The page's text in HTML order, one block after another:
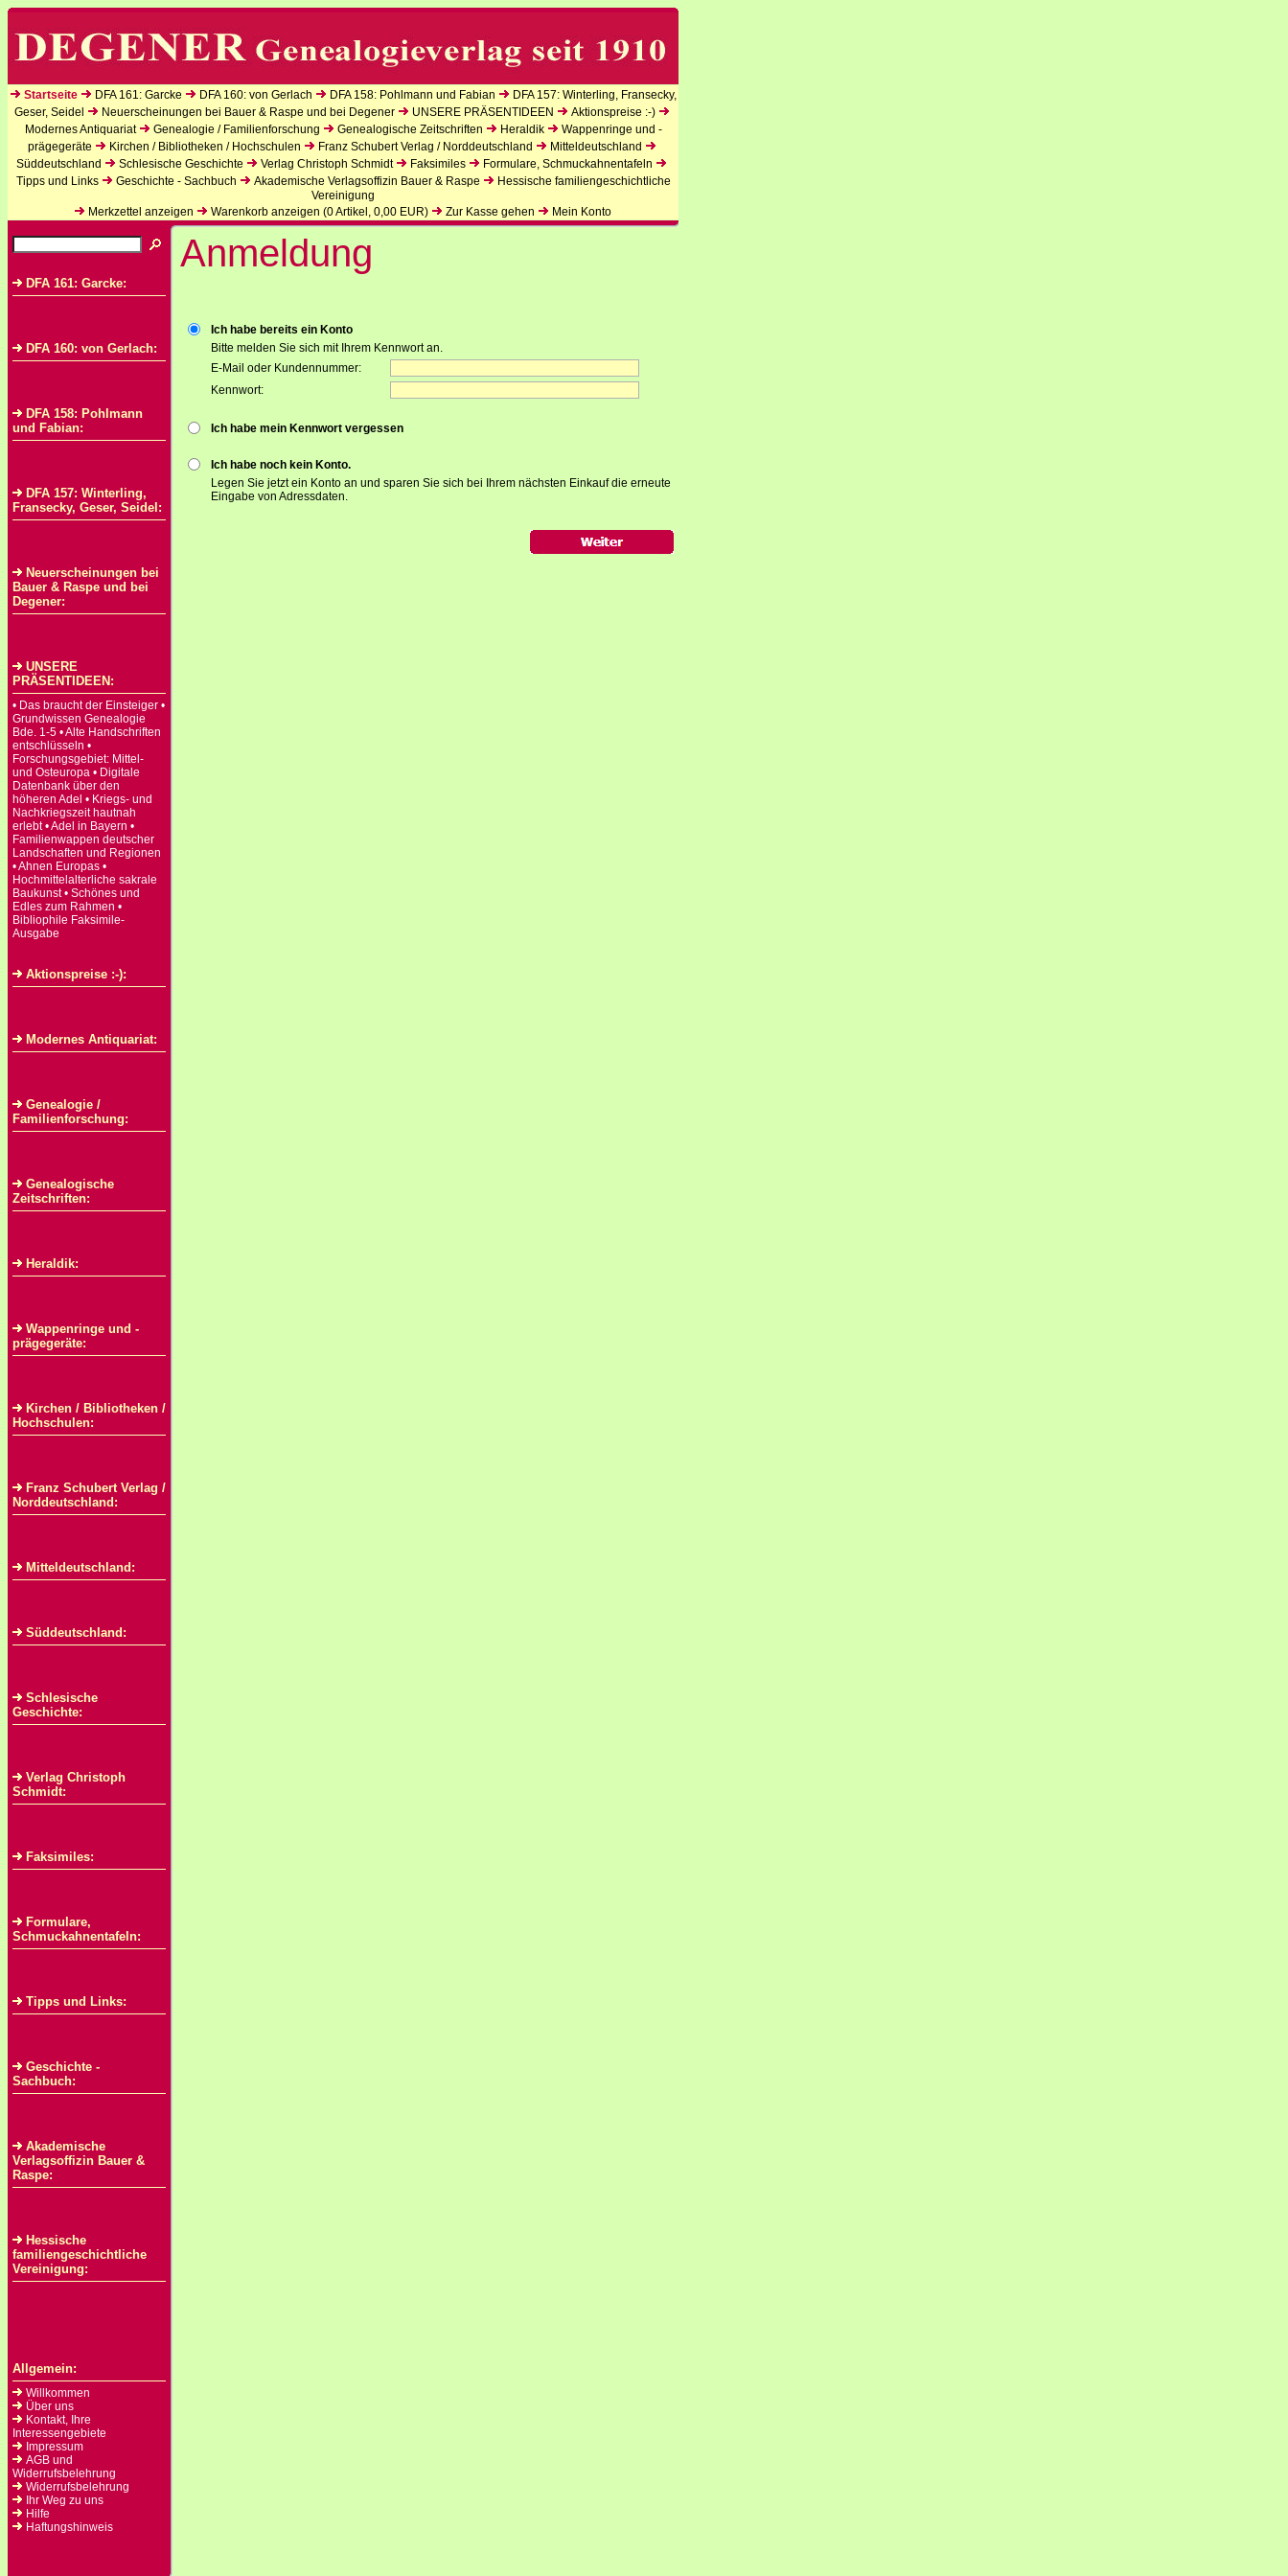
Startseite DFA 161: Garcke DFA 160: von Gerlach DFA 158: Pohlmann und Fabian
DFA 157: Winterling, Fransecky,
Geser, Seidel
Neuerscheinungen bei Bauer & Raspe und bei Degener UNSERE PRÄSENTIDEEN
Aktionspreise :-)
Modernes Antiquariat
Genealogie / Familienforschung Genealogische Zeitschriften Heraldik
Wappenringe und -
prägegeräte
Kirchen / Bibliotheken / Hochschulen Franz Schubert Verlag / Norddeutschland
Mitteldeutschland
Süddeutschland
Schlesische Geschichte Verlag Christoph Schmidt Faksimiles
Formulare, Schmuckahnentafeln
Tipps und Links
Geschichte - Sachbuch Akademische Verlagsoffizin Bauer & Raspe
Hessische familiengeschichtliche
Vereinigung
Merkzettel anzeigen
Warenkorb anzeigen (0Artikel, 0,00 EUR) Zur Kasse gehen Mein Konto
DFA 161: Garcke:
DFA 160: von Gerlach:
DFA 158: Pohlmann
und Fabian:
DFA 157: Winterling,
Fransecky, Geser, Seidel:
Neuerscheinungen bei
Bauer & Raspe und bei
Degener:
UNSERE
PRÄSENTIDEEN:
• Das braucht der Einsteiger •
Grundwissen Genealogie
Bde. 1-5 • Alte Handschriften
entschlüsseln •
Forschungsgebiet: Mittel-
und Osteuropa • Digitale
Datenbank über den
höheren Adel • Kriegs- und
Nachkriegszeit hautnah
erlebt • Adel in Bayern •
Familienwappen deutscher
Landschaften und Regionen
• Ahnen Europas •
Hochmittelalterliche sakrale
Baukunst • Schönes und
Edles zum Rahmen •
Bibliophile Faksimile-
Ausgabe
Aktionspreise :-):
Modernes Antiquariat:
Genealogie /
Familienforschung:
Genealogische
Zeitschriften:
Heraldik:
Wappenringe und -
prägegeräte:
Kirchen / Bibliotheken /
Hochschulen:
Franz Schubert Verlag /
Norddeutschland:
Mitteldeutschland:
Süddeutschland:
Schlesische
Geschichte:
Verlag Christoph
Schmidt:
Faksimiles:
Formulare,
Schmuckahnentafeln:
Tipps und Links:
Geschichte -
Sachbuch:
Akademische
Verlagsoffizin Bauer &
Raspe:
Hessische
familiengeschichtliche
Vereinigung:
Allgemein:
Willkommen
Über uns
Kontakt, Ihre
Interessengebiete
Impressum
AGB und
Widerrufsbelehrung
Widerrufsbelehrung
Ihr Weg zu uns
Hilfe
Haftungshinweis
Anmeldung
Ich habe bereits ein Konto
Bitte melden Sie sich mit Ihrem Kennwort an.
E-Mail oder Kundennummer:
Kennwort:
Ich habe mein Kennwort vergessen
Ich habe noch kein Konto.
Legen Sie jetzt ein Konto an und sparen Sie sich bei Ihrem nächsten Einkauf die erneute
Eingabe von Adressdaten.